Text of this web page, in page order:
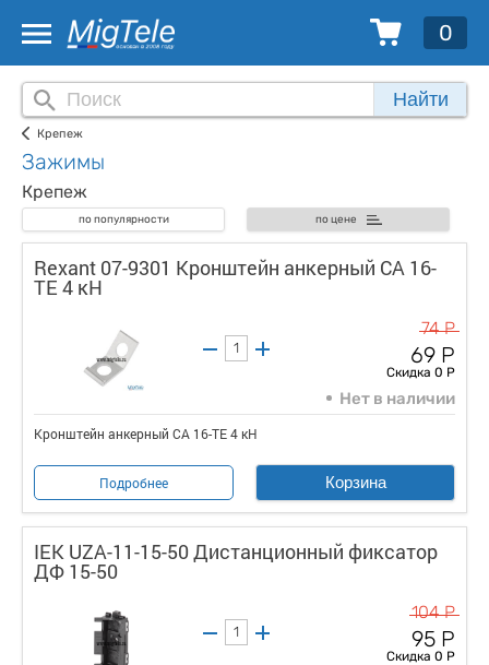
0
Найти
Крепеж
Зажимы
Крепеж
по популярности по цене
Rexant 07-9301 Кронштейн анкерный СА 16-
TE 4 кН
74 Р
69 Р
Скидка 0 Р
Нет в наличии
Кронштейн анкерный СА 16-TE 4 кН
Подробнее Корзина
IEK UZA-11-15-50 Дистанционный фиксатор
ДФ 15-50
104 Р
95 Р
Скидка 0 Р